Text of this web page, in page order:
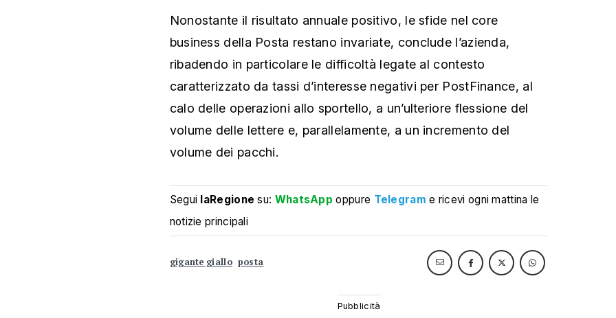
Nonostante il risultato annuale positivo, le sfide nel core
business della Posta restano invariate, conclude l’azienda,
ribadendo in particolare le difficoltà legate al contesto
caratterizzato da tassi d’interesse negativi per PostFinance, al
calo delle operazioni allo sportello, a un’ulteriore flessione del
volume delle lettere e, parallelamente, a un incremento del
volume dei pacchi.
Segui laRegione su: WhatsApp oppure Telegram e ricevi ogni mattina le
notizie principali
gigante giallo posta